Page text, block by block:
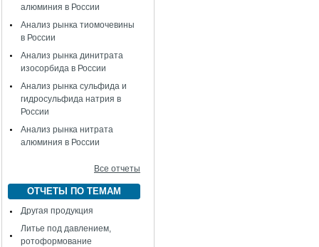
алюминия в России
Анализ рынка тиомочевины
в России
Анализ рынка динитрата
изосорбида в России
Анализ рынка сульфида и
гидросульфида натрия в
России
Анализ рынка нитрата
алюминия в России
Все отчеты
ОТЧЕТЫ ПО ТЕМАМ
Другая продукция
Литье под давлением,
ротоформование